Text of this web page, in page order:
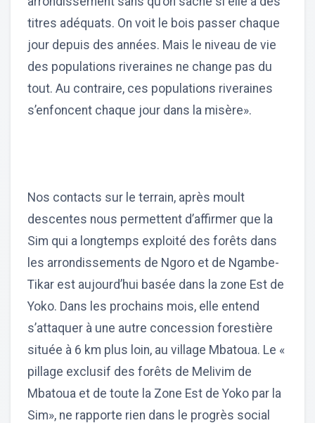
titres adéquats. On voit le bois passer chaque
jour depuis des années. Mais le niveau de vie
des populations riveraines ne change pas du
tout. Au contraire, ces populations riveraines
s’enfoncent chaque jour dans la misère».
Nos contacts sur le terrain, après moult
descentes nous permettent d’affirmer que la
Sim qui a longtemps exploité des forêts dans
les arrondissements de Ngoro et de Ngambe-
Tikar est aujourd’hui basée dans la zone Est de
Yoko. Dans les prochains mois, elle entend
s’attaquer à une autre concession forestière
située à 6 km plus loin, au village Mbatoua. Le «
pillage exclusif des forêts de Melivim de
Mbatoua et de toute la Zone Est de Yoko par la
Sim», ne rapporte rien dans le progrès social